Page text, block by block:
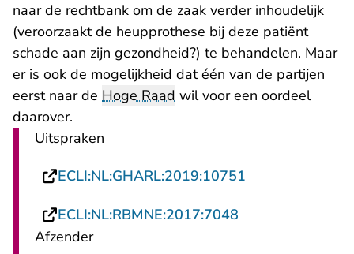
naar de rechtbank om de zaak verder inhoudelijk
(veroorzaakt de heupprothese bij deze patiënt
schade aan zijn gezondheid?) te behandelen. Maar
er is ook de mogelijkheid dat één van de partijen
eerst naar de Hoge Raad wil voor een oordeel
daarover.
Uitspraken
ECLI:NL:GHARL:2019:10751
ECLI:NL:RBMNE:2017:7048
Afzender